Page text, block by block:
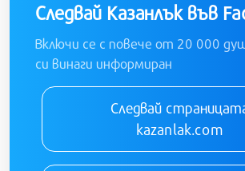
Следвай Казанлък във
Включи се с повече от 20 000
си винаги информиран
Следвай
kazanlak.com